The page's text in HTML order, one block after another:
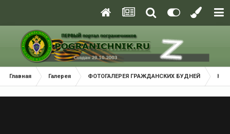
Главная Галерея ФОТОГАЛЕРЕЯ ГРАЖДАНСКИХ БУДНЕЙ